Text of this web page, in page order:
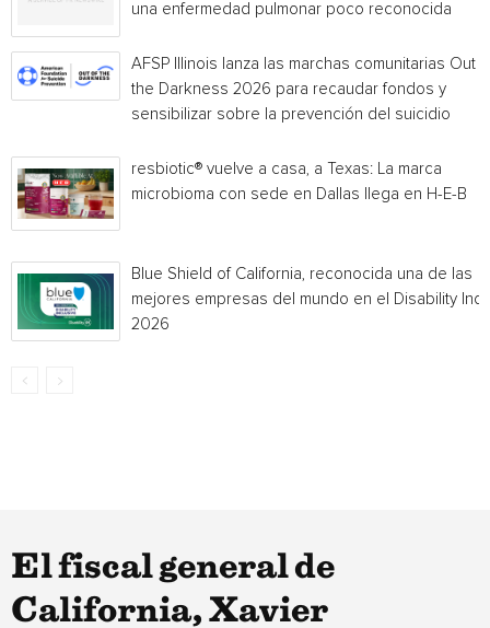
una enfermedad pulmonar poco reconocida
AFSP Illinois lanza las marchas comunitarias Out
the Darkness 2026 para recaudar fondos y
sensibilizar sobre la prevención del suicidio
resbiotic® vuelve a casa, a Texas: La marca
microbioma con sede en Dallas llega en H-E-B
Blue Shield of California, reconocida una de las
mejores empresas del mundo en el Disability
2026
El fiscal general de
California, Xavier